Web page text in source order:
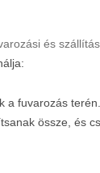
és
a fuvarozás
össze, és